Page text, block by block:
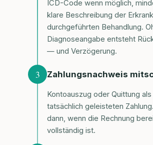
ICD-Code wenn möglich,
klare Beschreibung der
durchgeführten Behandlung.
Diagnoseangabe entsteht
— und Verzögerung.
3 Zahlungsnachweis
Kontoauszug oder Quittung
tatsächlich geleisteten
dann, wenn die Rechnung
vollständig ist.